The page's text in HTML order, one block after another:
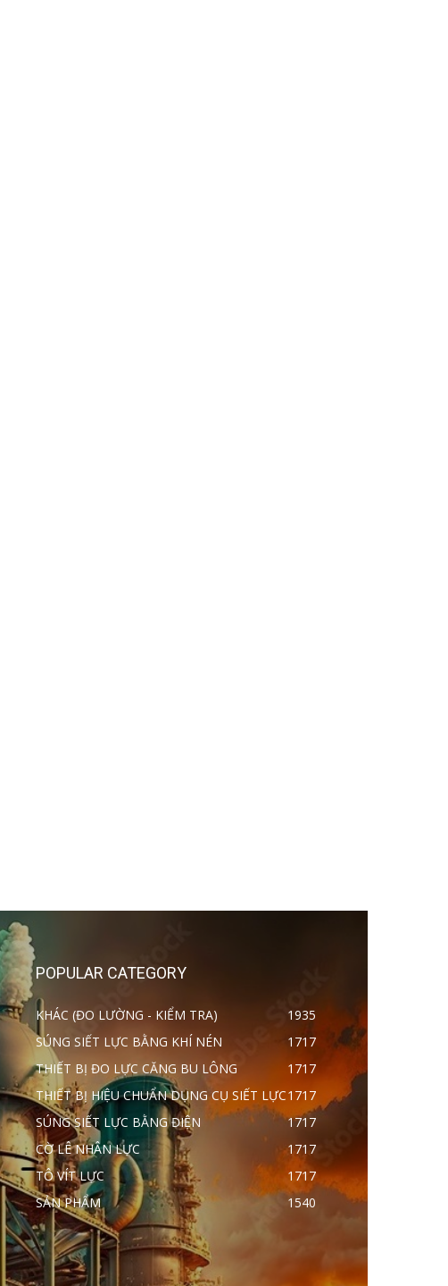
POPULAR CATEGORY
KHÁC (ĐO LƯỜNG - KIỂM TRA)
1935
SÚNG SIẾT LỰC BẰNG KHÍ NÉN
1717
THIẾT BỊ ĐO LỰC CĂNG BU LÔNG
1717
THIẾT BỊ HIỆU CHUẨN DỤNG CỤ SIẾT LỰC1717
SÚNG SIẾT LỰC BẰNG ĐIỆN
1717
CỜ LÊ NHÂN LỰC
1717
TÔ VÍT LỰC
1717
SẢN PHẨM
1540